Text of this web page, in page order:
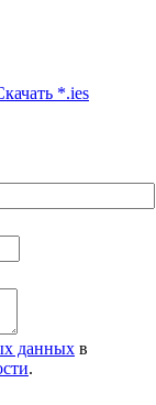
*.ies
данных в
.